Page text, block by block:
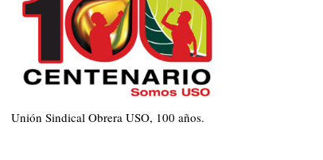
Unión Sindical Obrera USO, 100 años.